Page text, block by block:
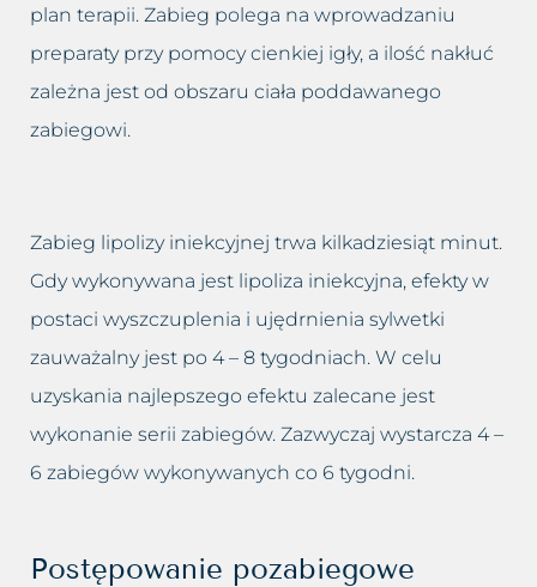
plan terapii. Zabieg polega na wprowadzaniu
preparaty przy pomocy cienkiej igły, a ilość nakłuć
zależna jest od obszaru ciała poddawanego
zabiegowi.
Zabieg lipolizy iniekcyjnej trwa kilkadziesiąt minut.
Gdy wykonywana jest lipoliza iniekcyjna, efekty w
postaci wyszczuplenia i ujędrnienia sylwetki
zauważalny jest po 4 – 8 tygodniach. W celu
uzyskania najlepszego efektu zalecane jest
wykonanie serii zabiegów. Zazwyczaj wystarcza 4 –
6 zabiegów wykonywanych co 6 tygodni.
Postępowanie pozabiegowe